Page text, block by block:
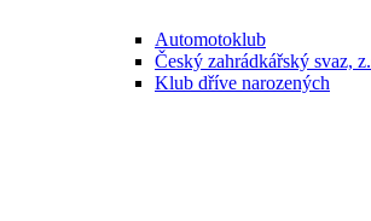
Automotoklub
Český zahrádkářský svaz,
Klub dříve narozených